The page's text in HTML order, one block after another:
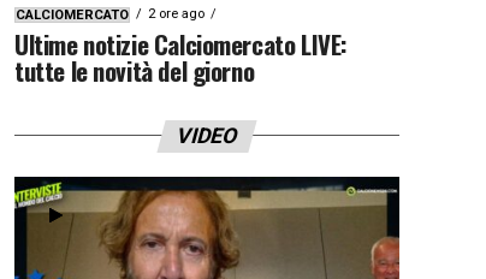
CALCIOMERCATO 2 ore ago
Ultime notizie Calciomercato LIVE:
tutte le novità del giorno
VIDEO